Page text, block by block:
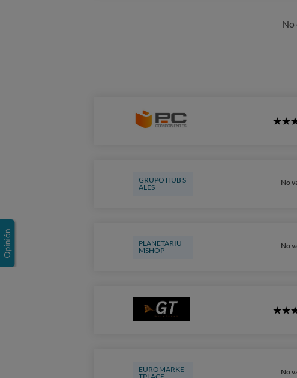
No
GRUPO HUB S
ALES
No
5
PLANETARIU
MSHOP
No
5
EUROMARKE
No